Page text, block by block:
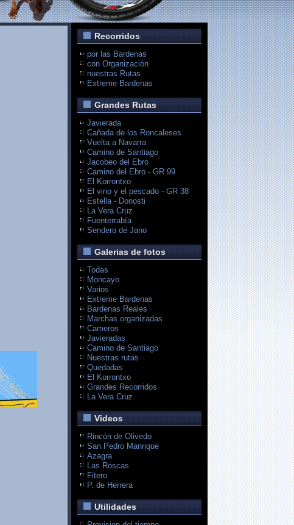
Recorridos
por las Bardenas
con Organización
nuestras Rutas
Extreme Bardenas
Grandes Rutas
Javierada
Cañada de los Roncaleses
Vuelta a Navarra
Camino de Santiago
Jacobeo del Ebro
Camino del Ebro - GR 99
El Korrontxo
El vino y el pescado - GR 38
Estella - Donosti
La Vera Cruz
Fuenterrabía
Sendero de Jano
Galerias de fotos
Todas
Moncayo
Varios
Extreme Bardenas
Bardenas Reales
Marchas organizadas
Cameros
Javieradas
Camino de Santiago
Nuestras rutas
Quedadas
El Korrontxo
Grandes Recorridos
La Vera Cruz
Videos
Rincón de Olivedo
San Pedro Manrique
Azagra
Las Roscas
Fitero
P. de Herrera
Utilidades